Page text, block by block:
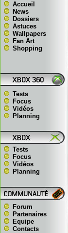
Accueil
News
Dossiers
Astuces
Wallpapers
Fan Art
Shopping
Tests
Focus
Vidéos
Planning
Tests
Focus
Vidéos
Planning
Forum
Partenaires
Equipe
Contacts